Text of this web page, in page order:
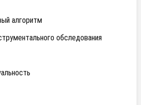
алгоритм
обследования